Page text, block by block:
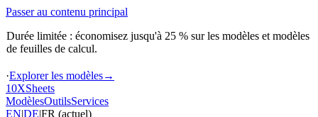
Passer au contenu principal
Durée limitée : économisez jusqu'à 25 % sur les modèles et modèles
de feuilles de calcul.
·Explorer les modèles→
10XSheets
ModèlesOutilsServices
EN|DE|FR (actuel)